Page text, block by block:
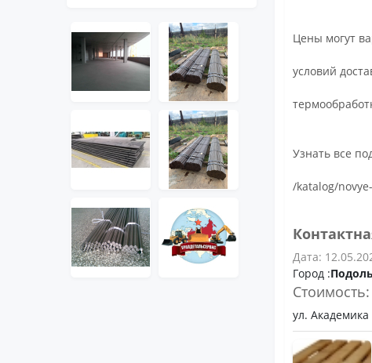
Цены могут
условий
Узнать все
/katalog/
Дата:
Город :
Стоимость:
ул.